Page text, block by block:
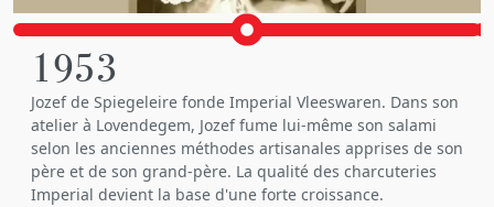
1953
Jozef de Spiegeleire fonde Imperial Vleeswaren. Dans son
atelier à Lovendegem, Jozef fume lui-même son salami
selon les anciennes méthodes artisanales apprises de son
père et de son grand-père. La qualité des charcuteries
Imperial devient la base d'une forte croissance.